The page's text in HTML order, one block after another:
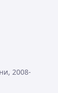
2008-